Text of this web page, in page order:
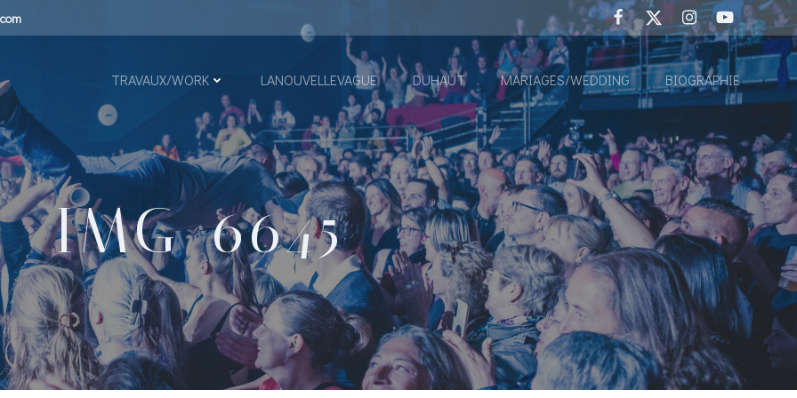
TRAVAUX/WORK LANOUVELLEVAGUE DUHAUT MARIAGES/WEDDING BIOGRAPHIE
IMG_6645